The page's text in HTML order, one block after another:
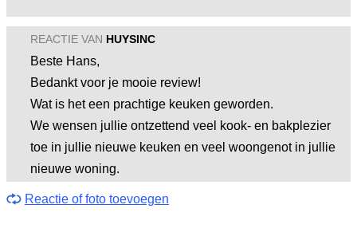
REACTIE VAN HUYSINC
Beste Hans,
Bedankt voor je mooie review!
Wat is het een prachtige keuken geworden.
We wensen jullie ontzettend veel kook- en bakplezier
toe in jullie nieuwe keuken en veel woongenot in jullie
nieuwe woning.
Reactie of foto toevoegen